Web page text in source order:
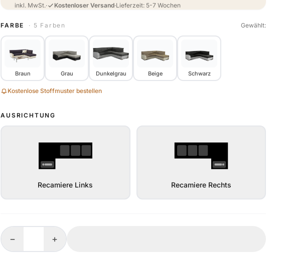
inkl. MwSt.· Kostenloser Versand·Lieferzeit: 5-7 Wochen
FARBE · 5 Farben Gewählt:
Braun Grau Dunkelgrau Beige Schwarz
Kostenlose Stoffmuster bestellen
AUSRICHTUNG
Recamiere Links Recamiere Rechts
− +